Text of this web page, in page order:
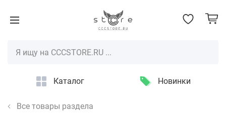
Каталог Новинки
Все товары раздела